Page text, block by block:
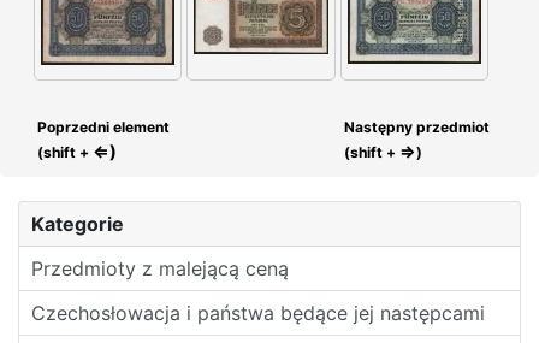
Kategorie
Przedmioty z malejącą ceną
Czechosłowacja i państwa będące jej następcami
Poprzedni element
(shift + ⇐)
Następny przedmiot
(shift + ⇒)